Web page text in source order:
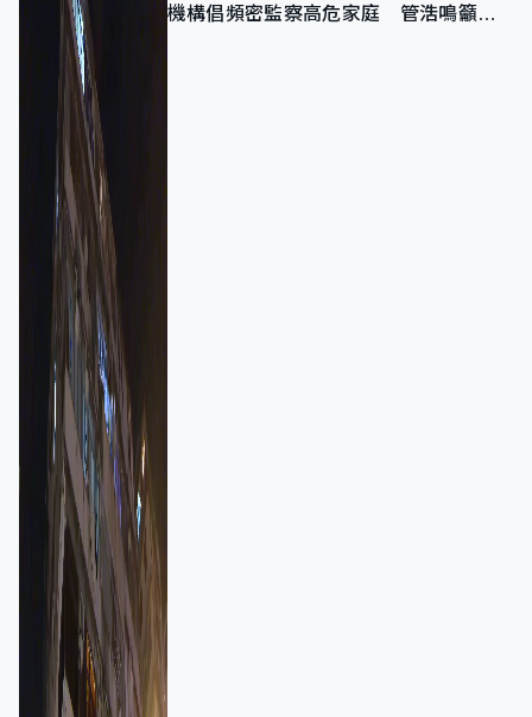
機構倡頻密監察高危家庭 管浩鳴籲加